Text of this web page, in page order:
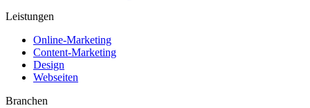
Leistungen
Online-Marketing
Content-Marketing
Design
Webseiten
Branchen